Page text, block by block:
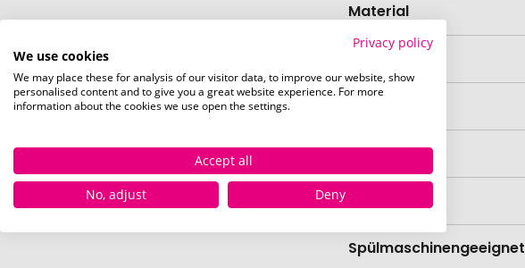
Material
Bio-Produkt
Spülmaschinengeeignet
Privacy policy
We use cookies
We may place these for analysis of our visitor data, to improve our website, show
personalised content and to give you a great website experience. For more
information about the cookies we use open the settings.
Accept all
No, adjust
Deny